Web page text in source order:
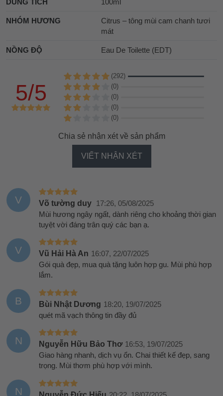
DUNG TÍCH 100ml
NHÓM HƯƠNG
Citrus – tông mùi cam chanh tươi
mát
NỒNG ĐỘ Eau De Toilette (EDT)
5/5
(292)
(0)
(0)
(0)
(0)
Chia sẻ nhận xét về sản phẩm
VIẾT NHẬN XÉT
V Võ tường duy 17:26, 05/08/2025
Mùi hương ngây ngất, dành riêng cho khoảng thời gian
tuyệt vời đáng trân quý các bạn ạ.
V Vũ Hải Hà An 16:07, 22/07/2025
Gói quà đẹp, mua quà tặng luôn hợp gu. Mùi phù hợp
lắm.
B Bùi Nhật Dương 18:20, 19/07/2025
quét mã vạch thông tin đầy đủ
N Nguyễn Hữu Bảo Thơ 16:53, 19/07/2025
Giao hàng nhanh, dịch vụ ổn. Chai thiết kế đẹp, sang
trọng. Mùi thơm phù hợp với mình.
N